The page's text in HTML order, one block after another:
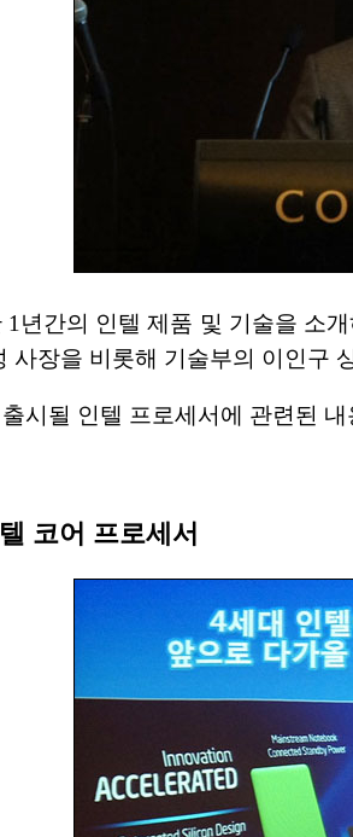
년간의 인텔 제품 및 기술을 소
사장을 비롯해 기술부의 이인구
시될 인텔 프로세서에 관련된
코어 프로세서